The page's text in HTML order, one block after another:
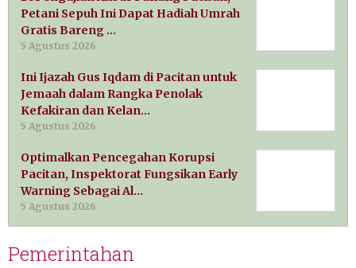
Petani Sepuh Ini Dapat Hadiah Umrah
Gratis Bareng …
5 Agustus 2026
Ini Ijazah Gus Iqdam di Pacitan untuk
Jemaah dalam Rangka Penolak
Kefakiran dan Kelan…
5 Agustus 2026
Optimalkan Pencegahan Korupsi
Pacitan, Inspektorat Fungsikan Early
Warning Sebagai Al…
5 Agustus 2026
Pemerintahan